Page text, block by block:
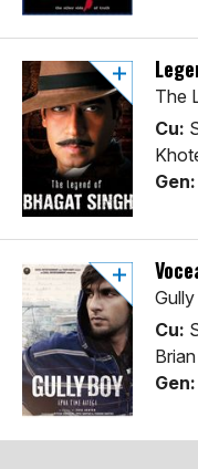
The
Cu:
Gen:
Cu:
Gen: